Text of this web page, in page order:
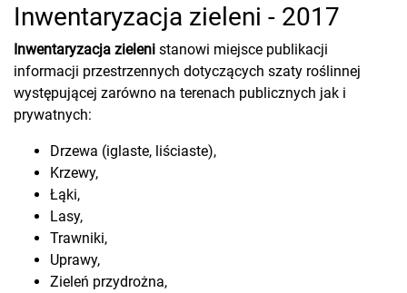
Inwentaryzacja zieleni - 2017
Inwentaryzacja zieleni stanowi miejsce publikacji
informacji przestrzennych dotyczących szaty roślinnej
występującej zarówno na terenach publicznych jak i
prywatnych:
Drzewa (iglaste, liściaste),
Krzewy,
Łąki,
Lasy,
Trawniki,
Uprawy,
Zieleń przydrożna,